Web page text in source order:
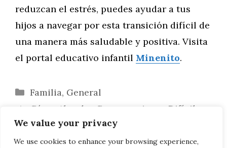
We value your privacy
We use cookies to enhance your browsing experience,
reduzcan el estrés, puedes ayudar a tus
hijos a navegar por esta transición difícil de
una manera más saludable y positiva. Visita
el portal educativo infantil Minenito.
Categorías
Familia, General
Cómo Abordar Conversaciones Difíciles
con los Niños
Preparando a tu Hijo para la Llegada de